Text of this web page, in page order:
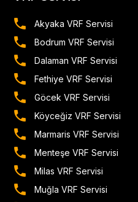
Akyaka VRF Servisi
Bodrum VRF Servisi
Dalaman VRF Servisi
Fethiye VRF Servisi
Göcek VRF Servisi
Köyceğiz VRF Servisi
Marmaris VRF Servisi
Menteşe VRF Servisi
Milas VRF Servisi
Muğla VRF Servisi